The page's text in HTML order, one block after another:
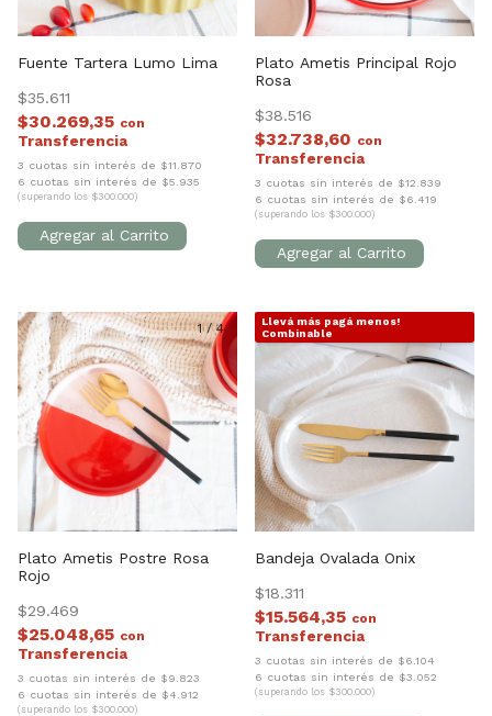
Fuente Tartera Lumo Lima
$35.611
$30.269,35 con
3 cuotas sin interés de $11.870
6 cuotas sin interés de $5.935
(superando los $300.000)
Plato Ametis Principal Rojo
Rosa
$38.516
$32.738,60 con
3 cuotas sin interés de $12.839
6 cuotas sin interés de $6.419
(superando los $300.000)
1/4
Plato Ametis Postre Rosa
Rojo
$29.469
$25.048,65 con
3 cuotas sin interés de $9.823
6 cuotas sin interés de $4.912
(superando los $300.000)
Llevá más pagá menos!
Combinable
Bandeja Ovalada Onix
$18.311
$15.564,35 con
3 cuotas sin interés de $6.104
6 cuotas sin interés de $3.052
(superando los $300.000)